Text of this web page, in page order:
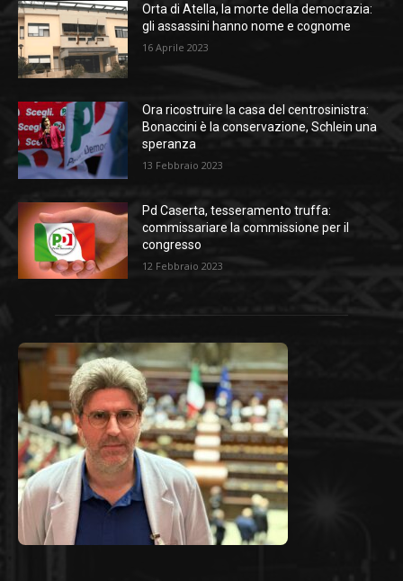
Orta di Atella, la morte della democrazia:
gli assassini hanno nome e cognome
16 Aprile 2023
Ora ricostruire la casa del centrosinistra:
Bonaccini è la conservazione, Schlein una
speranza
13 Febbraio 2023
Pd Caserta, tesseramento truffa:
commissariare la commissione per il
congresso
12 Febbraio 2023